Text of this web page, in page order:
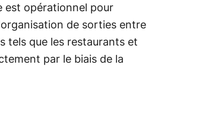
est opérationnel pour
de sorties entre
tels que les restaurants et
par le biais de la